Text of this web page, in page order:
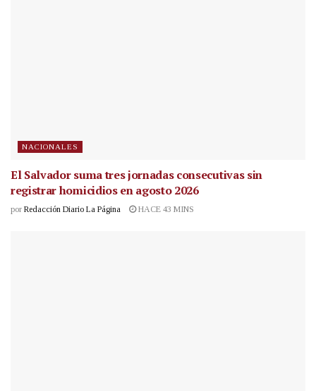
NACIONALES
El Salvador suma tres jornadas consecutivas sin
registrar homicidios en agosto 2026
por Redacción Diario La Página HACE 43 MINS